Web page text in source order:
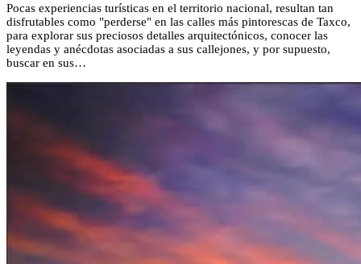
Pocas experiencias turísticas en el territorio nacional, resultan tan
disfrutables como "perderse" en las calles más pintorescas de Taxco,
para explorar sus preciosos detalles arquitectónicos, conocer las
leyendas y anécdotas asociadas a sus callejones, y por supuesto,
buscar en sus…